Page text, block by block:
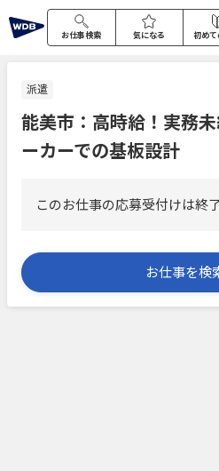
お仕事検索 気になる 初めて
派遣
能美市：高時給！実務
ーカーでの基板設計
このお仕事の応募受付けは終
お仕事を検